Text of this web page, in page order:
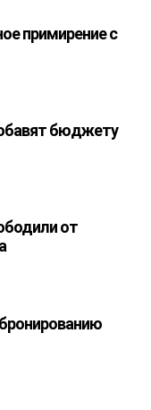
примирение с
бюджету
от